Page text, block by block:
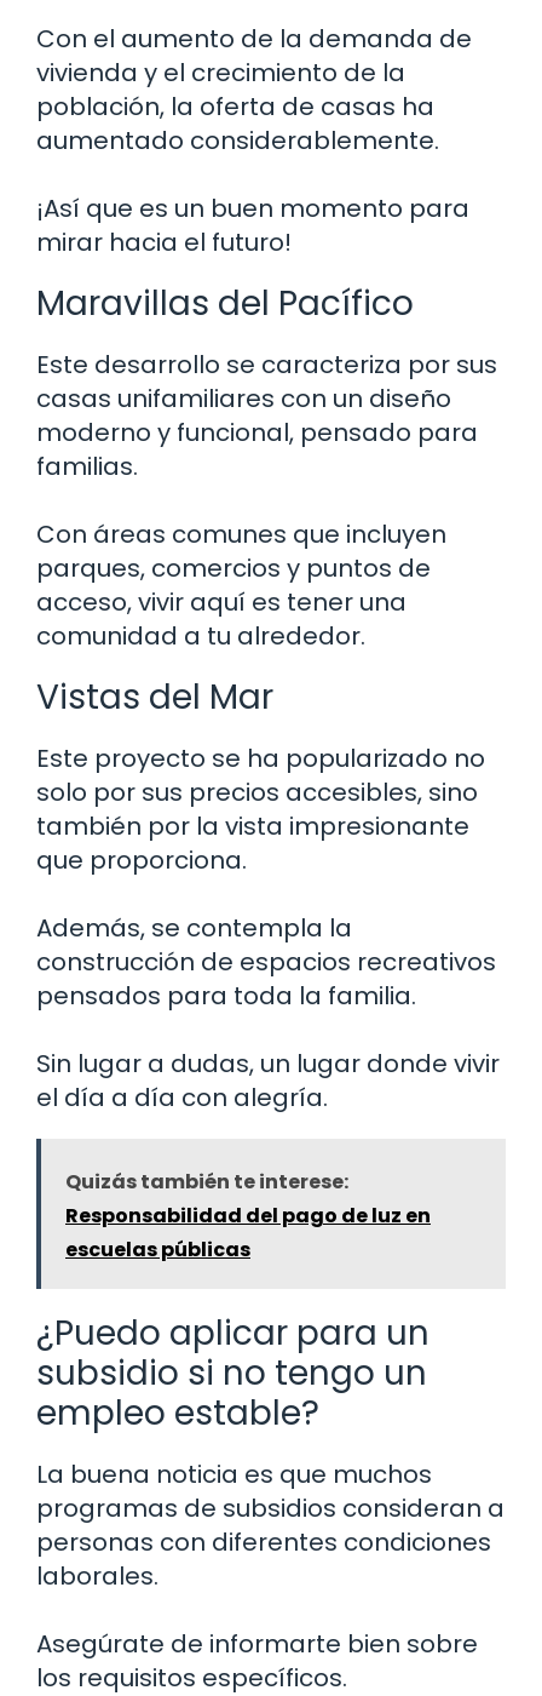
Con el aumento de la demanda de
vivienda y el crecimiento de la
población, la oferta de casas ha
aumentado considerablemente.
¡Así que es un buen momento para
mirar hacia el futuro!
Maravillas del Pacífico
Este desarrollo se caracteriza por sus
casas unifamiliares con un diseño
moderno y funcional, pensado para
familias.
Con áreas comunes que incluyen
parques, comercios y puntos de
acceso, vivir aquí es tener una
comunidad a tu alrededor.
Vistas del Mar
Este proyecto se ha popularizado no
solo por sus precios accesibles, sino
también por la vista impresionante
que proporciona.
Además, se contempla la
construcción de espacios recreativos
pensados para toda la familia.
Sin lugar a dudas, un lugar donde vivir
el día a día con alegría.
Quizás también te interese:
Responsabilidad del pago de luz en
escuelas públicas
¿Puedo aplicar para un
subsidio si no tengo un
empleo estable?
La buena noticia es que muchos
programas de subsidios consideran a
personas con diferentes condiciones
laborales.
Asegúrate de informarte bien sobre
los requisitos específicos.